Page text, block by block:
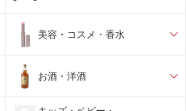
美容・コスメ・香水
お酒・洋酒